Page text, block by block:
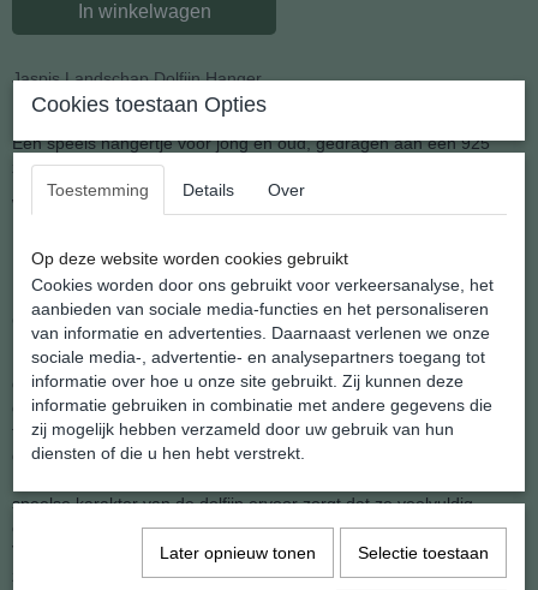
In winkelwagen
Jaspis Landschap Dolfijn Hanger
Een speels hangertje voor jong en oud, gedragen aan een 925
zilveren kettinkje.
Wat wij er natuurlijk gratis bij doen.
De afmeting is: 15 x 22 mm.
Gewicht: 2 gram
Mede door hun intelligentie zijn dolfijnen sociale dieren, die leven in
groepen tot tientallen individuele dieren. Op plekken waar een
grote hoeveelheid voedsel aanwezig is, kunnen groepen zich
tijdelijk samenvoegen, om een supergroep te vormen; zulke
groepen kunnen soms wel bestaan uit meer dan 1000 dolfijnen.
speelse karakter van de dolfijn ervoor zorgt dat ze veelvuldig
contact hebben met andere diersoorten, waaronder de mens.
Veelvuldig wordt waargenomen dat dolfijnen met boten mee
zwemmen. Hun neiging naar gezelschap komt ook tot uiting in de
Cookies toestaan Opties
Toestemming Details Over
Op deze website worden cookies gebruikt
Cookies worden door ons gebruikt voor verkeersanalyse, het
aanbieden van sociale media-functies en het personaliseren
van informatie en advertenties. Daarnaast verlenen we onze
sociale media-, advertentie- en analysepartners toegang tot
informatie over hoe u onze site gebruikt. Zij kunnen deze
informatie gebruiken in combinatie met andere gegevens die
zij mogelijk hebben verzameld door uw gebruik van hun
diensten of die u hen hebt verstrekt.
Later opnieuw tonen Selectie toestaan